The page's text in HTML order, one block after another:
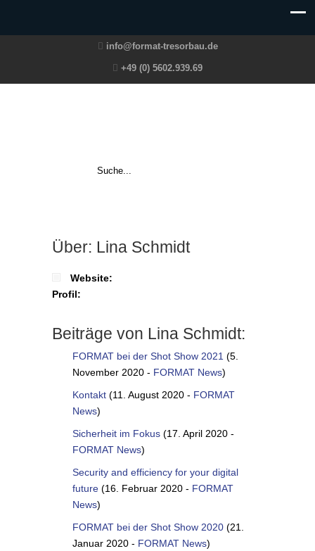
info@format-tresorbau.de
+49 (0) 5602.939.69
Über: Lina Schmidt
Website:
Profil:
Beiträge von Lina Schmidt:
FORMAT bei der Shot Show 2021 (5.
November 2020 - FORMAT News)
Kontakt (11. August 2020 - FORMAT
News)
Sicherheit im Fokus (17. April 2020 -
FORMAT News)
Security and efficiency for your digital
future (16. Februar 2020 - FORMAT
News)
FORMAT bei der Shot Show 2020 (21.
Januar 2020 - FORMAT News)